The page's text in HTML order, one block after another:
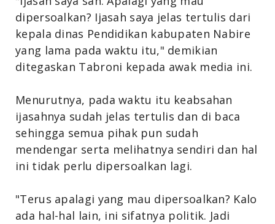
dipersoalkan? Ijasah saya jelas tertulis dari
kepala dinas Pendidikan kabupaten Nabire
yang lama pada waktu itu," demikian
ditegaskan Tabroni kepada awak media ini.
Menurutnya, pada waktu itu keabsahan
ijasahnya sudah jelas tertulis dan di baca
sehingga semua pihak pun sudah
mendengar serta melihatnya sendiri dan hal
ini tidak perlu dipersoalkan lagi.
"Terus apalagi yang mau dipersoalkan? Kalo
ada hal-hal lain, ini sifatnya politik. Jadi